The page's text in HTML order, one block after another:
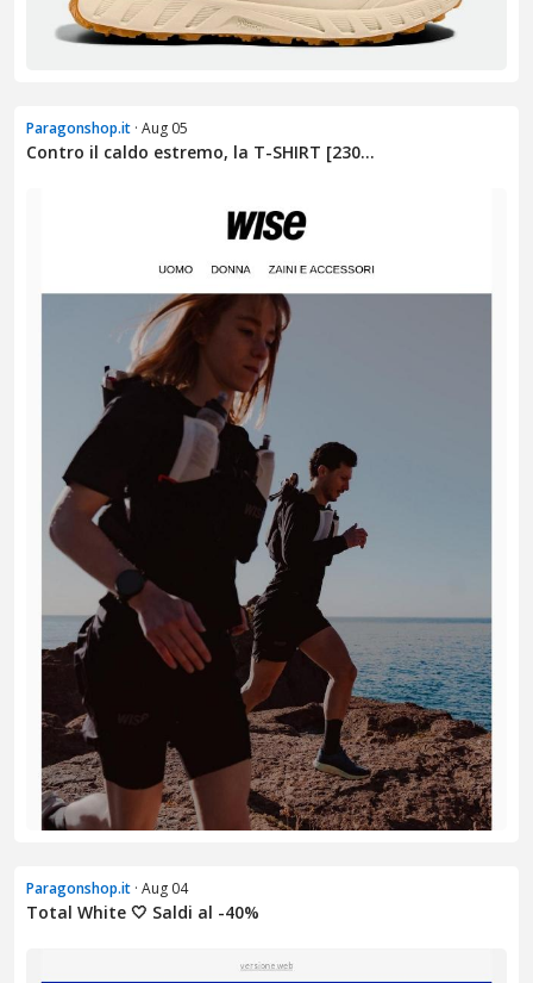
Paragonshop.it · Aug 05
Contro il caldo estremo, la T-SHIRT [230...
Paragonshop.it · Aug 04
Total White 🤍 Saldi al -40%